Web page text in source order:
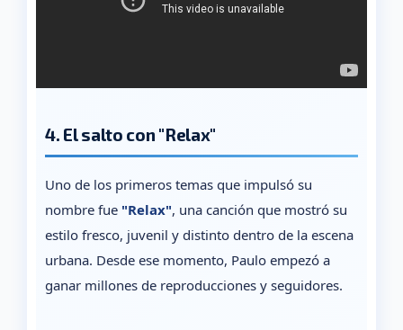
4. El salto con "Relax"
Uno de los primeros temas que impulsó su
nombre fue "Relax", una canción que mostró su
estilo fresco, juvenil y distinto dentro de la escena
urbana. Desde ese momento, Paulo empezó a
ganar millones de reproducciones y seguidores.